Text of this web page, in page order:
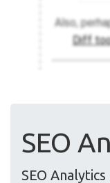
SEO
SEO